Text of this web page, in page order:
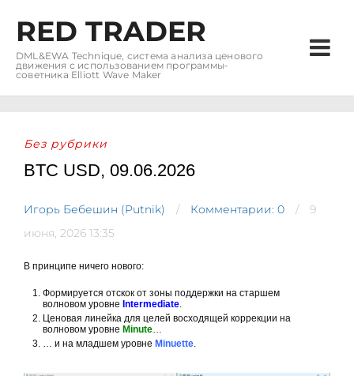
RED TRADER
DML&EWA Technique, система анализа ценового
движения с использованием программы-
советника Elliott Wave Maker
Без рубрики
BTC USD, 09.06.2026
Игорь Бебешин (Putnik) Комментарии: 0
9
июня, 2026 13:35
В принципе ничего нового:
Формируется отскок от зоны поддержки на старшем
волновом уровне Intermediate.
Ценовая линейка для целей восходящей коррекции на
волновом уровне Minute…
… и на младшем уровне Minuette.